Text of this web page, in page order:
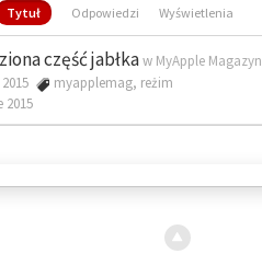
Tytuł Odpowiedzi Wyświetlenia
część jabłkaw MyApple Magazyn
myapplemag, reżim
2015